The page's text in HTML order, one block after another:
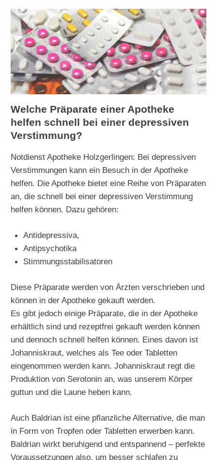
Welche Präparate einer Apotheke
helfen schnell bei einer depressiven
Verstimmung?
Notdienst Apotheke Holzgerlingen: Bei depressiven
Verstimmungen kann ein Besuch in der Apotheke
helfen. Die Apotheke bietet eine Reihe von Präparaten
an, die schnell bei einer depressiven Verstimmung
helfen können. Dazu gehören:
Antidepressiva,
Antipsychotika
Stimmungsstabilisatoren
Diese Präparate werden von Ärzten verschrieben und
können in der Apotheke gekauft werden.
Es gibt jedoch einige Präparate, die in der Apotheke
erhältlich sind und rezeptfrei gekauft werden können
und dennoch schnell helfen können. Eines davon ist
Johanniskraut, welches als Tee oder Tabletten
eingenommen werden kann. Johanniskraut regt die
Produktion von Serotonin an, was unserem Körper
guttun und die Laune heben kann.
Auch Baldrian ist eine pflanzliche Alternative, die man
in Form von Tropfen oder Tabletten erwerben kann.
Baldrian wirkt beruhigend und entspannend – perfekte
Voraussetzungen also, um besser schlafen zu